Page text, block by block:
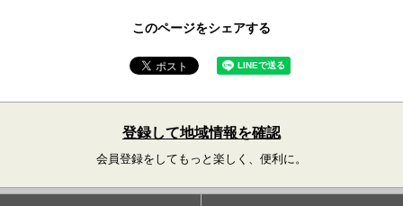
このページをシェアする
登録して地域情報を確認
会員登録をしてもっと楽しく、便利に。